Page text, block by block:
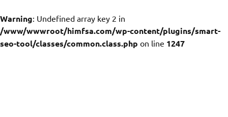
Warning: Undefined array key 2 in
/www/wwwroot/himfsa.com/wp-content/plugins/smart-
seo-tool/classes/common.class.php on line 1247